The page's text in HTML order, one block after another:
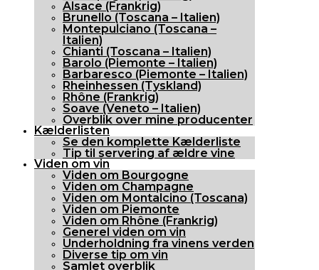
Alsace (Frankrig)
Brunello (Toscana – Italien)
Montepulciano (Toscana –
Italien)
Chianti (Toscana – Italien)
Barolo (Piemonte – Italien)
Barbaresco (Piemonte – Italien)
Rheinhessen (Tyskland)
Rhône (Frankrig)
Soave (Veneto – Italien)
Overblik over mine producenter
Kælderlisten
Se den komplette Kælderliste
Tip til servering af ældre vine
Viden om vin
Viden om Bourgogne
Viden om Champagne
Viden om Montalcino (Toscana)
Viden om Piemonte
Viden om Rhône (Frankrig)
Generel viden om vin
Underholdning fra vinens verden
Diverse tip om vin
Samlet overblik